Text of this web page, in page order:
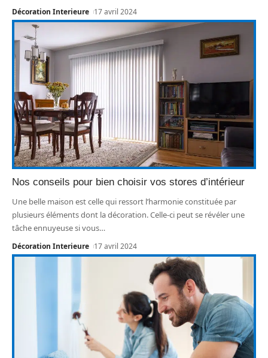
Décoration Interieure 17 avril 2024
Nos conseils pour bien choisir vos stores d’intérieur
Une belle maison est celle qui ressort l’harmonie constituée par
plusieurs éléments dont la décoration. Celle-ci peut se révéler une
tâche ennuyeuse si vous…
Décoration Interieure 17 avril 2024